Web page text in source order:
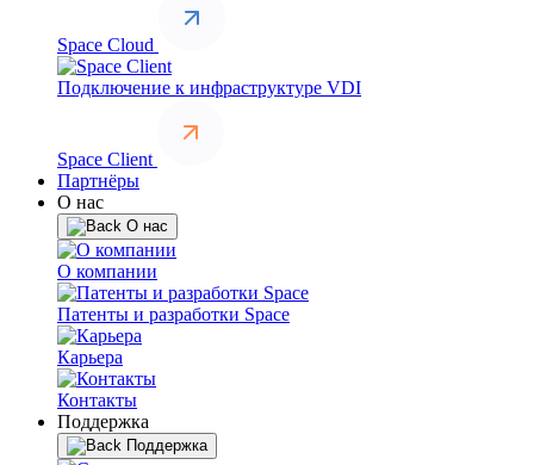
Space Cloud
Подключение к инфраструктуре VDI
Space Client
Партнёры
О нас
О нас
О компании
Патенты и разработки Space
Карьера
Контакты
Поддержка
Поддержка